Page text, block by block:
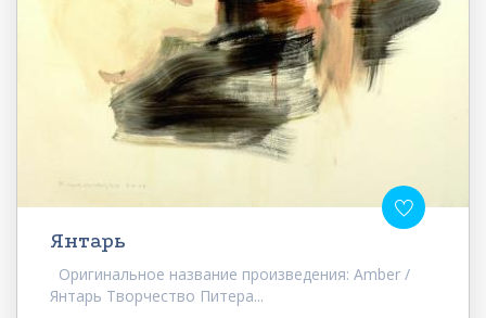
Янтарь
Оригинальное название произведения: Amber /
Янтарь Творчество Питера...